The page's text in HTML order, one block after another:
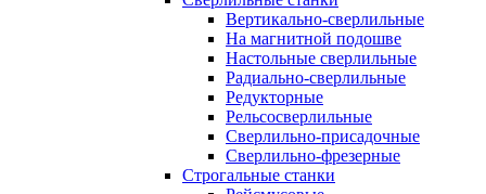
Вертикально-сверлильные
На магнитной подошве
Настольные сверлильные
Радиально-сверлильные
Редукторные
Рельсосверлильные
Сверлильно-присадочные
Сверлильно-фрезерные
Строгальные станки